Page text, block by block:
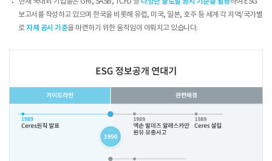
보고서를 작성하고 있으며 한국을 비롯해 유럽, 미국, 일본, 호주 등 세계 각 지역/국가별
로 자체 공시 기준을 마련하기 위한 움직임이 이뤄지고 있습니다.